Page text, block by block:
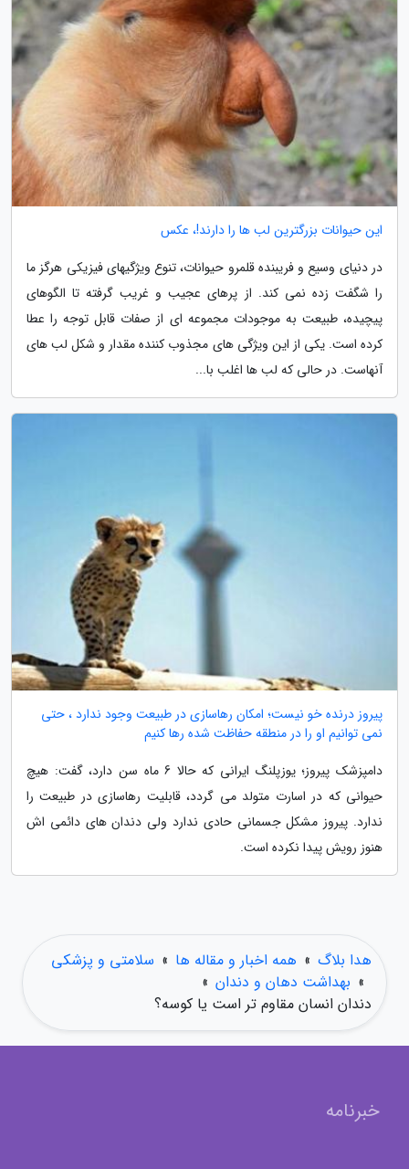
این حیوانات بزرگترین لب ها را دارند!، عکس
در دنیای وسیع و فریبنده قلمرو حیوانات، تنوع ویژگیهای فیزیکی هرگز ما
را شگفت زده نمی کند. از پرهای عجیب و غریب گرفته تا الگوهای
پیچیده، طبیعت به موجودات مجموعه ای از صفات قابل توجه را عطا
کرده است. یکی از این ویژگی های مجذوب کننده مقدار و شکل لب های
آنهاست. در حالی که لب ها اغلب با...
پیروز درنده خو نیست؛ امکان رهاسازی در طبیعت وجود ندارد ، حتی
نمی توانیم او را در منطقه حفاظت شده رها کنیم
دامپزشک پیروز؛ یوزپلنگ ایرانی که حالا 6 ماه سن دارد، گفت: هیچ
حیوانی که در اسارت متولد می گردد، قابلیت رهاسازی در طبیعت را
ندارد. پیروز مشکل جسمانی حادی ندارد ولی دندان های دائمی اش
هنوز رویش پیدا نکرده است.
هدا بلاگ » همه اخبار و مقاله ها » سلامتی و پزشکی
» بهداشت دهان و دندان »
دندان انسان مقاوم تر است یا کوسه؟
خبرنامه